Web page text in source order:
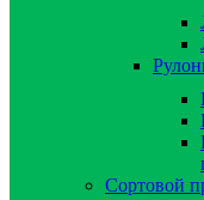
Сортовой